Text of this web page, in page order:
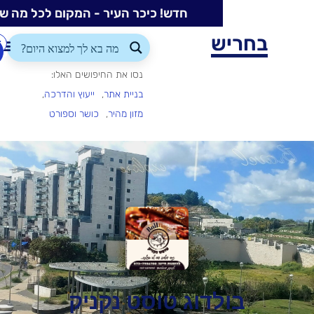
חדש! כיכר העיר - המקום לכל מה שקורה בעיר
ייעוץ והדרכה
כושר וספורט
התחברות/הרשמה
הוספת
עסק
טוסט נקניק